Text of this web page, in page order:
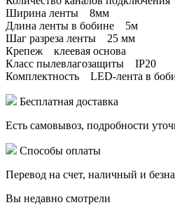
Ширина ленты 8мм
Длина ленты в бобине 5м
Шаг разреза ленты 25 мм
Крепеж клеевая основа
Класс пылевлагозащиты IP20
Комплектность LED-лента в
Бесплатная доставка
Есть самовывоз, подробности
Способы оплаты
Перевод на счет, наличный и
Вы недавно смотрели